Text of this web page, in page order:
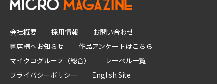
会社概要 採用情報
お問い合わせ
書店様へお知らせ
作品アンケートはこちら
マイクログループ（総合）
レーベル一覧
プライバシーポリシー
English Site